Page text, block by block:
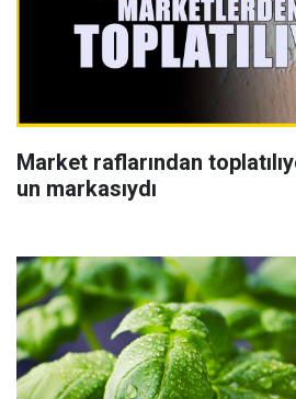
Market raflarından
un markasıydı